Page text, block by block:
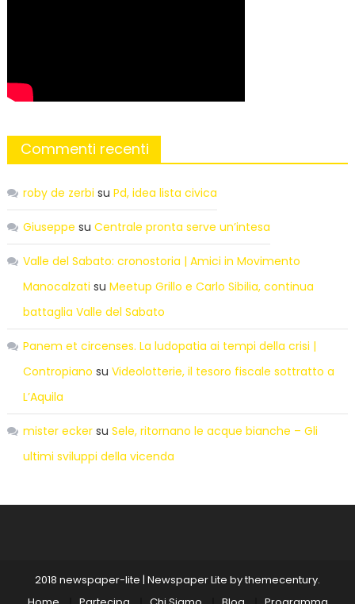
Commenti recenti
roby de zerbi su Pd, idea lista civica
Giuseppe su Centrale pronta serve un’intesa
Valle del Sabato: cronostoria | Amici in Movimento
Manocalzati su Meetup Grillo e Carlo Sibilia, continua
battaglia Valle del Sabato
Panem et circenses. La ludopatia ai tempi della crisi |
Contropiano su Videolotterie, il tesoro fiscale sottratto a
L’Aquila
mister eckersu Sele, ritornano le acque bianche – Gli
ultimi sviluppi della vicenda
2018 newspaper-lite | Newspaper Lite bythemecentury.